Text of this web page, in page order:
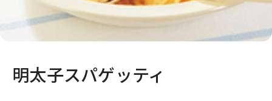
明太子スパゲッティ